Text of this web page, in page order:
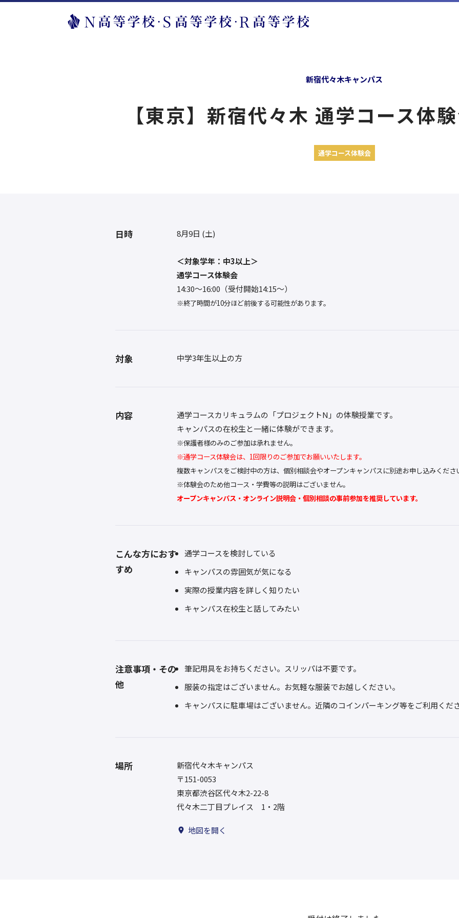
新宿代々木キャンパス
【東京】新宿代々木 通学コース体
通学コース体験会
日時 8月9日 (土)
＜対象学年：中3以上＞
通学コース体験会
14:30〜16:00（受付開始14:15～）
※終了時間が10分ほど前後する可能性があります。
対象 中学3年生以上の方
内容
通学コースカリキュラムの「プロジェクトN」の体験授業です。
キャンパスの在校生と一緒に体験ができます。
※保護者様のみのご参加は承れません。
※通学コース体験会は、1回限りのご参加でお願いいたします。
複数キャンパスをご検討中の方は、個別相談会やオープンキャンパスに別途お申し込みくださ
※体験会のため他コース・学費等の説明はございません。
オープンキャンパス・オンライン説明会・個別相談の事前参加を推奨しています。
こんな方におす
すめ
通学コースを検討している
キャンパスの雰囲気が気になる
実際の授業内容を詳しく知りたい
キャンパス在校生と話してみたい
注意事項・その
他
筆記用具をお持ちください。スリッパは不要です。
服装の指定はございません。お気軽な服装でお越しください。
キャンパスに駐車場はございません。近隣のコインパーキング等をご利用くだ
場所
新宿代々木キャンパス
〒151-0053
東京都渋谷区代々木2-22-8
代々木二丁目プレイス 1・2階
地図を開く